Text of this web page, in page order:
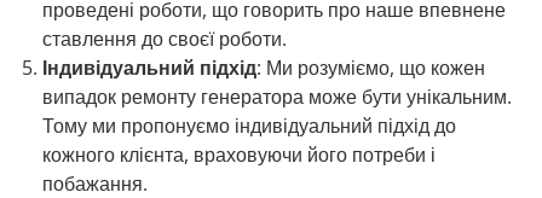
проведені роботи, що говорить про наше впевнене
ставлення до своєї роботи.
Індивідуальний підхід: Ми розуміємо, що кожен
випадок ремонту генератора може бути унікальним.
Тому ми пропонуємо індивідуальний підхід до
кожного клієнта, враховуючи його потреби і
побажання.